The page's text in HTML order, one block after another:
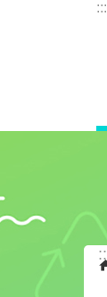
跳到主要內容區
:::